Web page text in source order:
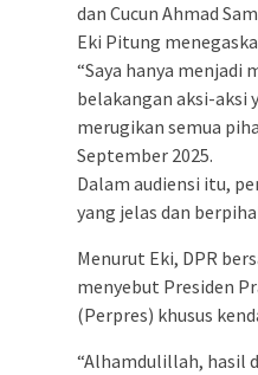
dan Cucun Ahmad
Eki Pitung
“Saya hanya
belakangan aksi-aksi
merugikan semua
September 2025.
Dalam audiensi itu,
yang jelas dan
Menurut Eki, DPR
menyebut Presiden
(Perpres) khusus
“Alhamdulillah, hasil